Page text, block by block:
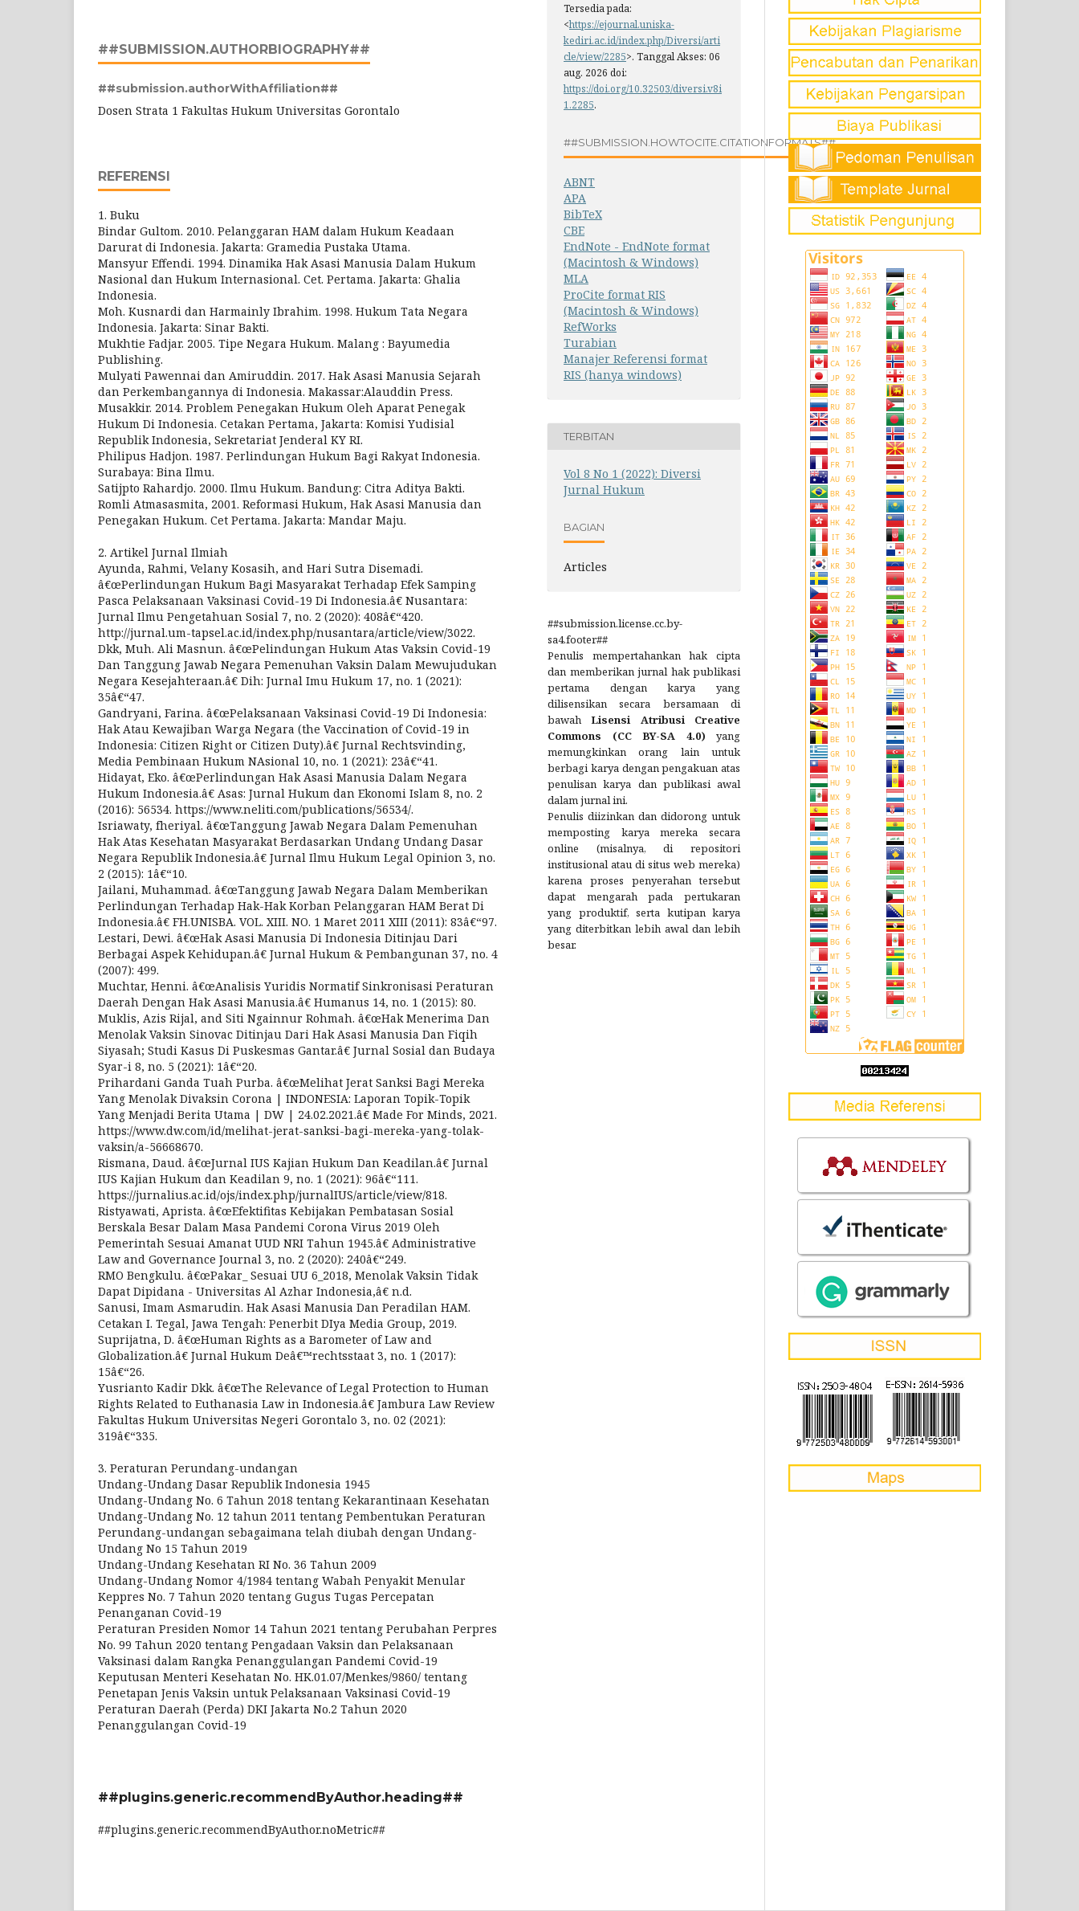
##SUBMISSION.AUTHORBIOGRAPHY##
##submission.authorWithAffiliation##
Dosen Strata 1 Fakultas Hukum Universitas Gorontalo
REFERENSI
1. Buku
Bindar Gultom. 2010. Pelanggaran HAM dalam Hukum Keadaan
Darurat di Indonesia. Jakarta: Gramedia Pustaka Utama.
Mansyur Effendi. 1994. Dinamika Hak Asasi Manusia Dalam Hukum
Nasional dan Hukum Internasional. Cet. Pertama. Jakarta: Ghalia
Indonesia.
Moh. Kusnardi dan Harmainly Ibrahim. 1998. Hukum Tata Negara
Indonesia. Jakarta: Sinar Bakti.
Mukhtie Fadjar. 2005. Tipe Negara Hukum. Malang : Bayumedia
Publishing.
Mulyati Pawennai dan Amiruddin. 2017. Hak Asasi Manusia Sejarah
dan Perkembangannya di Indonesia. Makassar:Alauddin Press.
Musakkir. 2014. Problem Penegakan Hukum Oleh Aparat Penegak
Hukum Di Indonesia. Cetakan Pertama, Jakarta: Komisi Yudisial
Republik Indonesia, Sekretariat Jenderal KY RI.
Philipus Hadjon. 1987. Perlindungan Hukum Bagi Rakyat Indonesia.
Surabaya: Bina Ilmu.
Satijpto Rahardjo. 2000. Ilmu Hukum. Bandung: Citra Aditya Bakti.
Romli Atmasasmita, 2001. Reformasi Hukum, Hak Asasi Manusia dan
Penegakan Hukum. Cet Pertama. Jakarta: Mandar Maju.
2. Artikel Jurnal Ilmiah
Ayunda, Rahmi, Velany Kosasih, and Hari Sutra Disemadi.
â€œPerlindungan Hukum Bagi Masyarakat Terhadap Efek Samping
Pasca Pelaksanaan Vaksinasi Covid-19 Di Indonesia.â€ Nusantara:
Jurnal Ilmu Pengetahuan Sosial 7, no. 2 (2020): 408â€“420.
http://jurnal.um-tapsel.ac.id/index.php/nusantara/article/view/3022.
Dkk, Muh. Ali Masnun. â€œPelindungan Hukum Atas Vaksin Covid-19
Dan Tanggung Jawab Negara Pemenuhan Vaksin Dalam Mewujudukan
Negara Kesejahteraan.â€ Dih: Jurnal Imu Hukum 17, no. 1 (2021):
35â€“47.
Gandryani, Farina. â€œPelaksanaan Vaksinasi Covid-19 Di Indonesia:
Hak Atau Kewajiban Warga Negara (the Vaccination of Covid-19 in
Indonesia: Citizen Right or Citizen Duty).â€ Jurnal Rechtsvinding,
Media Pembinaan Hukum NAsional 10, no. 1 (2021): 23â€“41.
Hidayat, Eko. â€œPerlindungan Hak Asasi Manusia Dalam Negara
Hukum Indonesia.â€ Asas: Jurnal Hukum dan Ekonomi Islam 8, no. 2
(2016): 56534. https://www.neliti.com/publications/56534/.
Isriawaty, fheriyal. â€œTanggung Jawab Negara Dalam Pemenuhan
Hak Atas Kesehatan Masyarakat Berdasarkan Undang Undang Dasar
Negara Republik Indonesia.â€ Jurnal Ilmu Hukum Legal Opinion 3, no.
2 (2015): 1â€“10.
Jailani, Muhammad. â€œTanggung Jawab Negara Dalam Memberikan
Perlindungan Terhadap Hak-Hak Korban Pelanggaran HAM Berat Di
Indonesia.â€ FH.UNISBA. VOL. XIII. NO. 1 Maret 2011 XIII (2011): 83â€“97.
Lestari, Dewi. â€œHak Asasi Manusia Di Indonesia Ditinjau Dari
Berbagai Aspek Kehidupan.â€ Jurnal Hukum & Pembangunan 37, no. 4
(2007): 499.
Muchtar, Henni. â€œAnalisis Yuridis Normatif Sinkronisasi Peraturan
Daerah Dengan Hak Asasi Manusia.â€ Humanus 14, no. 1 (2015): 80.
Muklis, Azis Rijal, and Siti Ngainnur Rohmah. â€œHak Menerima Dan
Menolak Vaksin Sinovac Ditinjau Dari Hak Asasi Manusia Dan Fiqih
Siyasah; Studi Kasus Di Puskesmas Gantar.â€ Jurnal Sosial dan Budaya
Syar-i 8, no. 5 (2021): 1â€“20.
Prihardani Ganda Tuah Purba. â€œMelihat Jerat Sanksi Bagi Mereka
Yang Menolak Divaksin Corona | INDONESIA: Laporan Topik-Topik
Yang Menjadi Berita Utama | DW | 24.02.2021.â€ Made For Minds, 2021.
https://www.dw.com/id/melihat-jerat-sanksi-bagi-mereka-yang-tolak-
vaksin/a-56668670.
Rismana, Daud. â€œJurnal IUS Kajian Hukum Dan Keadilan.â€ Jurnal
IUS Kajian Hukum dan Keadilan 9, no. 1 (2021): 96â€“111.
https://jurnalius.ac.id/ojs/index.php/jurnalIUS/article/view/818.
Ristyawati, Aprista. â€œEfektifitas Kebijakan Pembatasan Sosial
Berskala Besar Dalam Masa Pandemi Corona Virus 2019 Oleh
Pemerintah Sesuai Amanat UUD NRI Tahun 1945.â€ Administrative
Law and Governance Journal 3, no. 2 (2020): 240â€“249.
RMO Bengkulu. â€œPakar_ Sesuai UU 6_2018, Menolak Vaksin Tidak
Dapat Dipidana - Universitas Al Azhar Indonesia,â€ n.d.
Sanusi, Imam Asmarudin. Hak Asasi Manusia Dan Peradilan HAM.
Cetakan I. Tegal, Jawa Tengah: Penerbit DIya Media Group, 2019.
Suprijatna, D. â€œHuman Rights as a Barometer of Law and
Globalization.â€ Jurnal Hukum Deâ€™rechtsstaat 3, no. 1 (2017):
15â€“26.
Yusrianto Kadir Dkk. â€œThe Relevance of Legal Protection to Human
Rights Related to Euthanasia Law in Indonesia.â€ Jambura Law Review
Fakultas Hukum Universitas Negeri Gorontalo 3, no. 02 (2021):
319â€“335.
3. Peraturan Perundang-undangan
Undang-Undang Dasar Republik Indonesia 1945
Undang-Undang No. 6 Tahun 2018 tentang Kekarantinaan Kesehatan
Undang-Undang No. 12 tahun 2011 tentang Pembentukan Peraturan
Perundang-undangan sebagaimana telah diubah dengan Undang-
Undang No 15 Tahun 2019
Undang-Undang Kesehatan RI No. 36 Tahun 2009
Undang-Undang Nomor 4/1984 tentang Wabah Penyakit Menular
Keppres No. 7 Tahun 2020 tentang Gugus Tugas Percepatan
Penanganan Covid-19
Peraturan Presiden Nomor 14 Tahun 2021 tentang Perubahan Perpres
No. 99 Tahun 2020 tentang Pengadaan Vaksin dan Pelaksanaan
Vaksinasi dalam Rangka Penanggulangan Pandemi Covid-19
Keputusan Menteri Kesehatan No. HK.01.07/Menkes/9860/ tentang
Penetapan Jenis Vaksin untuk Pelaksanaan Vaksinasi Covid-19
Peraturan Daerah (Perda) DKI Jakarta No.2 Tahun 2020
Penanggulangan Covid-19
Tersedia pada:
<https://ejournal.uniska-
kediri.ac.id/index.php/Diversi/arti
cle/view/2285>. Tanggal Akses: 06
aug. 2026 doi:
https://doi.org/10.32503/diversi.v8i
1.2285.
##SUBMISSION.HOWTOCITE.CITATIONFORMATS##
ABNT
APA
BibTeX
CBE
EndNote - EndNote format
(Macintosh & Windows)
MLA
ProCite format RIS
(Macintosh & Windows)
RefWorks
Turabian
Manajer Referensi format
RIS (hanya windows)
TERBITAN
Vol 8 No 1 (2022): Diversi
Jurnal Hukum
BAGIAN
Articles
##submission.license.cc.by-
sa4.footer##
Penulis mempertahankan hak cipta
dan memberikan jurnal hak publikasi
pertama dengan karya yang
dilisensikan secara bersamaan di
bawahLisensi Atribusi Creative
Commons (CC BY-SA 4.0) yang
memungkinkan orang lain untuk
berbagi karya dengan pengakuan atas
penulisan karya dan publikasi awal
dalam jurnal ini.
Penulis diizinkan dan didorong untuk
memposting karya mereka secara
online (misalnya, di repositori
institusional atau di situs web mereka)
karena proses penyerahan tersebut
dapat mengarah pada pertukaran
yang produktif, serta kutipan karya
yang diterbitkan lebih awal dan lebih
besar.
##plugins.generic.recommendByAuthor.heading##
##plugins.generic.recommendByAuthor.noMetric##